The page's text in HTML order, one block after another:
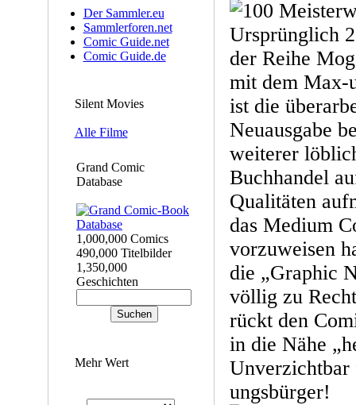
Der Sammler.eu
Sammlerforen.net
Comic Guide.net
Comic Guide.de
Silent Movies
Alle Filme
Grand Comic
Database
1,000,000 Comics
490,000 Titelbilder
1,350,000
Geschichten
Mehr Wert
Ursprünglich
der Reihe
mit dem Max-
ist die
Neuausgabe
weiterer
Buchhandel
Qualitäten
das Medium
vorzuweisen
die „Graphic
völlig zu
rückt den
in die Nähe
ungsbürger!